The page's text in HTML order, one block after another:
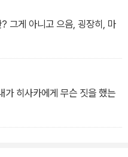
그게 아니고 으음, 굉장히, 마
가 히사카에게 무슨 짓을 했는